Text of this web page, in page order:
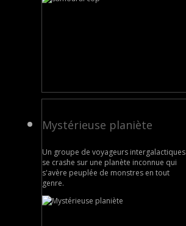
Mystérieuse planiète
Un groupe de voyageurs intergalactiques
se crashe sur une planète inconnue qui
s'avère peuplée de monstres en tout
genre.